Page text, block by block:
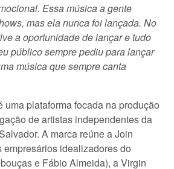
Essa música a gente
mas ela nunca foi lançada. No
a oportunidade de lançar e tudo
público sempre pediu para lançar
música que sempre canta
uma plataforma focada na produção
de artistas independentes da
A marca reúne a Join
empresários idealizadores do
e Fábio Almeida), a Virgin